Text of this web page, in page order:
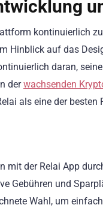
kontinuierlich
Hinblick auf das
daran,
derwachsenden
als eine der
mit der Relai App
Gebühren und
Wahl, um